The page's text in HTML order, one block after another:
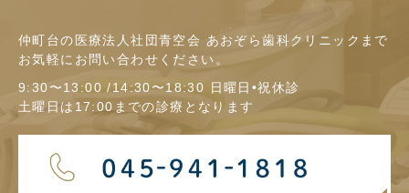
仲町台の医療法人社団青空会 あおぞら歯科クリニックまで
お気軽にお問い合わせください。
9:30〜13:00 /14:30〜18:30 日曜日•祝休診
土曜日は17:00までの診療となります